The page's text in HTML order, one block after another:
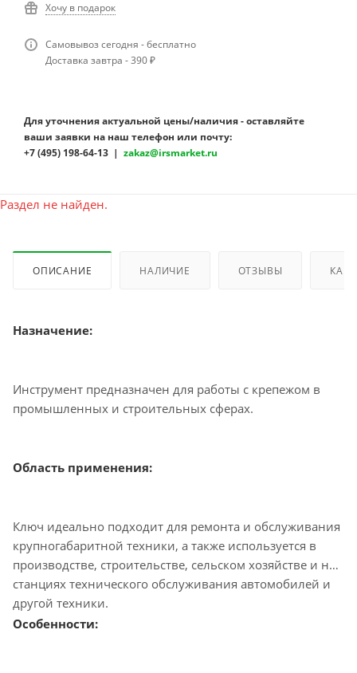
Хочу в подарок
Самовывоз сегодня - бесплатно
Доставка завтра - 390 ₽
Для уточнения актуальной цены/наличия - оставляйте
ваши заявки на наш телефон или почту:
+7 (495) 198-64-13 | zakaz@irsmarket.ru
Раздел не найден.
ОПИСАНИЕ НАЛИЧИЕ ОТЗЫВЫ КАК
Назначение:
Инструмент предназначен для работы с крепежом в
промышленных и строительных сферах.
Область применения:
Ключ идеально подходит для ремонта и обслуживания
крупногабаритной техники, а также используется в
производстве, строительстве, сельском хозяйстве и на
станциях технического обслуживания автомобилей и
другой техники.
Особенности: